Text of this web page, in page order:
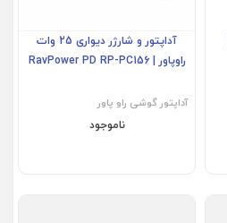
آداپتور و شارژر دیواری 25 وات
راوپاور | RavPower PD RP-PC156
آداپتور گوشی راو پاور
ناموجود